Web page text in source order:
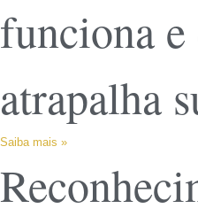
funciona e
atrapalha
Saiba mais »